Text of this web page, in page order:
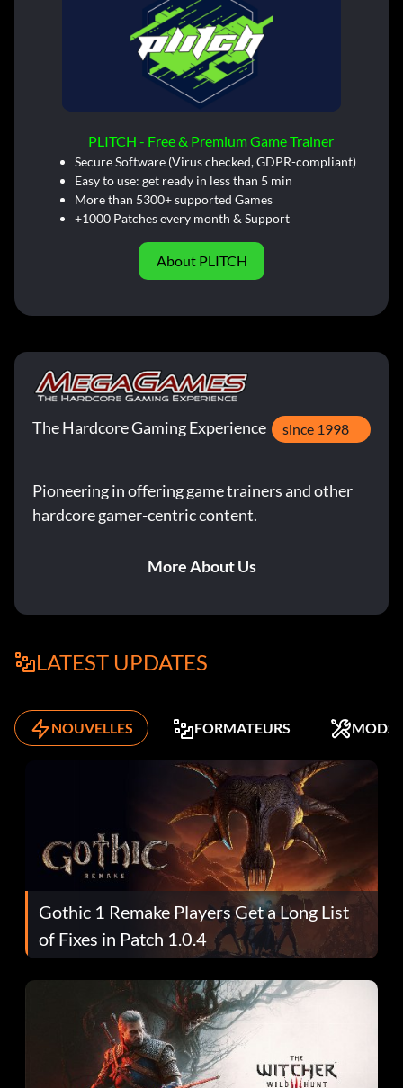
PLITCH - Free & Premium Game Trainer
Secure Software (Virus checked, GDPR-compliant)
Easy to use: get ready in less than 5 min
More than 5300+ supported Games
+1000 Patches every month & Support
About PLITCH
The Hardcore Gaming Experience since 1998
Pioneering in offering game trainers and other
hardcore gamer-centric content.
More About Us
LATEST UPDATES
NOUVELLES FORMATEURS MODS
Gothic 1 Remake Players Get a Long List
of Fixes in Patch 1.0.4